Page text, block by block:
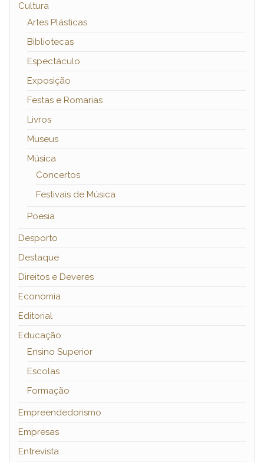
Cultura
Artes Plásticas
Bibliotecas
Espectáculo
Exposição
Festas e Romarias
Livros
Museus
Música
Concertos
Festivais de Música
Poesia
Desporto
Destaque
Direitos e Deveres
Economia
Editorial
Educação
Ensino Superior
Escolas
Formação
Empreendedorismo
Empresas
Entrevista